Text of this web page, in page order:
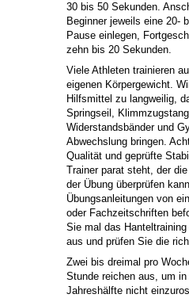
30 bis 50 Sekunden.
Beginner jeweils eine 20-
Pause einlegen,
zehn bis 20 Sekunden.
Viele Athleten trainieren
eigenen Körpergewicht.
Hilfsmittel zu langweilig,
Springseil,
Widerstandsbänder und
Abwechslung bringen.
Qualität und geprüfte
Trainer parat steht, der
der Übung überprüfen
Übungsanleitungen von
oder Fachzeitschriften
Sie mal das Hanteltraining
aus und prüfen Sie die
Zwei bis dreimal pro
Stunde reichen aus, um
Jahreshälfte nicht